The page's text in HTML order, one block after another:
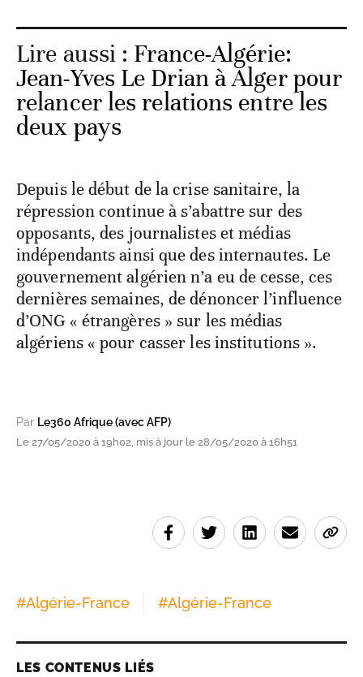
Lire aussi : France-Algérie:
Jean-Yves Le Drian à Alger pour
relancer les relations entre les
deux pays
Depuis le début de la crise sanitaire, la
répression continue à s’abattre sur des
opposants, des journalistes et médias
indépendants ainsi que des internautes. Le
gouvernement algérien n’a eu de cesse, ces
dernières semaines, de dénoncer l’influence
d’ONG « étrangères » sur les médias
algériens « pour casser les institutions ».
Par Le360 Afrique (avec AFP)
Le 27/05/2020 à 19h02, mis à jour le 28/05/2020 à 16h51
#Algérie-France #Algérie-France
LES CONTENUS LIÉS